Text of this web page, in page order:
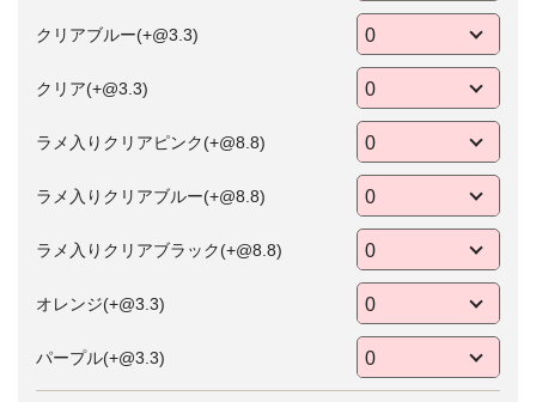
クリアブルー(+@3.3)
クリア(+@3.3)
ラメ入りクリアピンク(+@8.8)
ラメ入りクリアブルー(+@8.8)
ラメ入りクリアブラック(+@8.8)
オレンジ(+@3.3)
パープル(+@3.3)